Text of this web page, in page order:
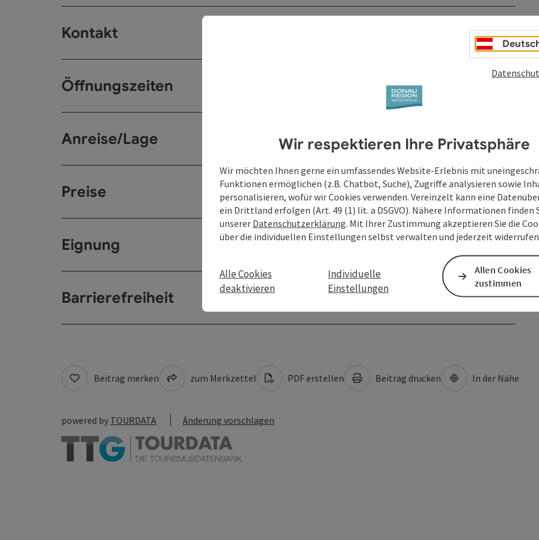
Kontakt
Öffnungszeiten
Anreise/Lage
Preise
Eignung
Barrierefreiheit
Beitrag merken zum Merkzettel PDF erstellen Beitrag drucken In der Nähe
powered by TOURDATA Änderung vorschlagen
Wir respektieren Ihre Privatsphäre
Wir möchten Ihnen gerne ein umfassendes Website-Erlebnis mit
Funktionen ermöglichen (z.B. Chatbot, Suche), Zugriffe analysieren sowie
personalisieren, wofür wir Cookies verwenden. Vereinzelt kann eine
ein Drittland erfolgen (Art. 49 (1) lit. a DSGVO). Nähere Informationen finden
unserer Datenschutzerklärung. Mit Ihrer Zustimmung akzeptieren Sie die
über die individuellen Einstellungen selbst verwalten und jederzeit
Alle Cookies
deaktivieren
Individuelle
Einstellungen
Allen Cookies
zustimmen